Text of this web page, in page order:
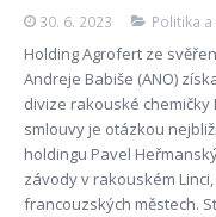
30. 6. 2023 Politika
Holding Agrofert ze
Andreje Babiše (ANO)
divize rakouské
smlouvy je otázkou
holdingu Pavel
závody v rakouském
francouzských městech.